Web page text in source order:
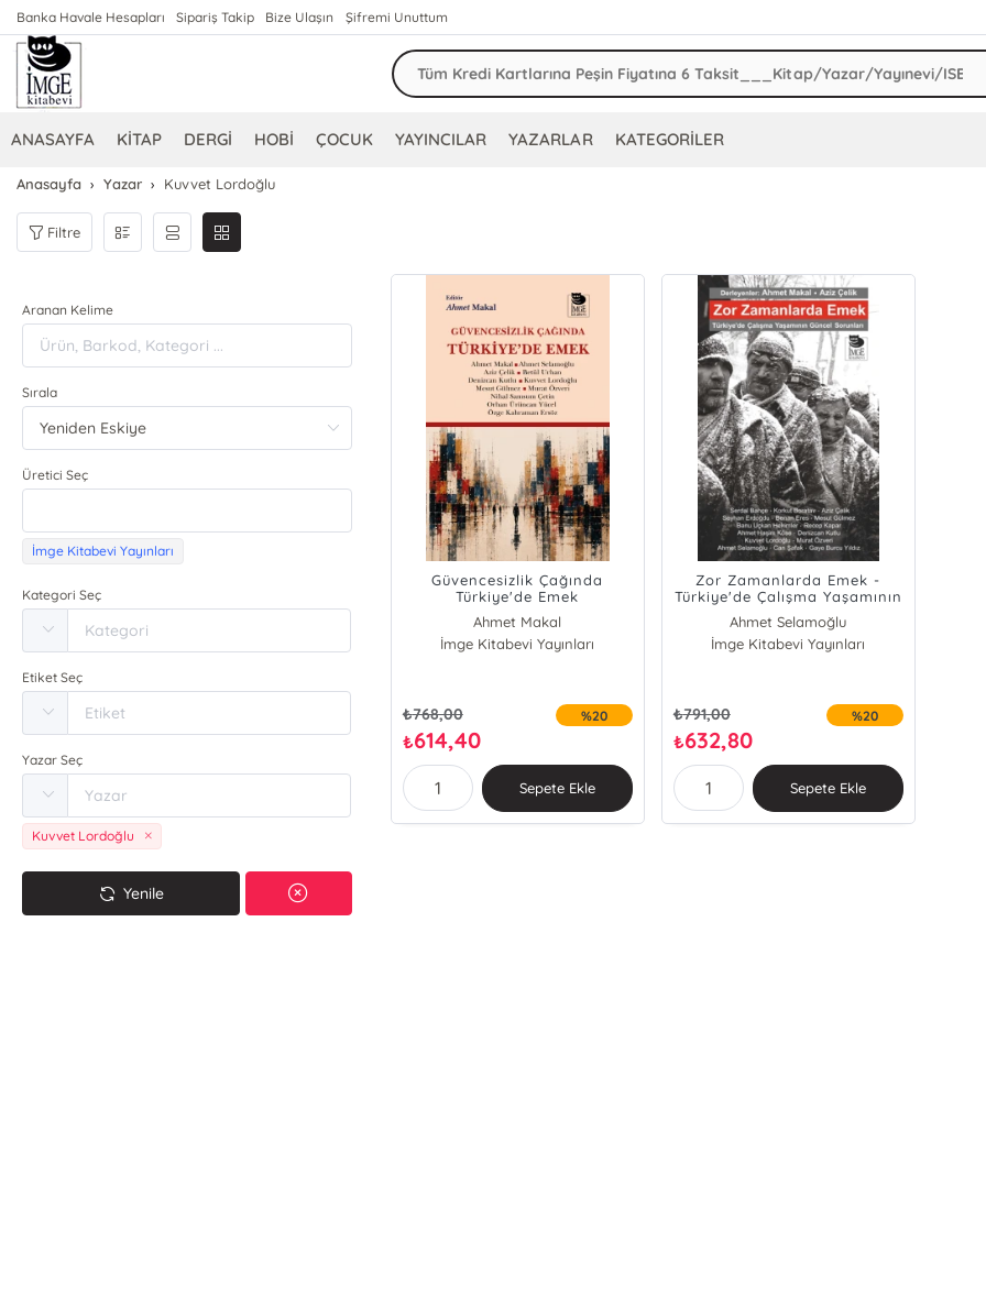
Banka Havale Hesapları Sipariş Takip Bize Ulaşın Şifremi Unuttum
ANASAYFA KİTAP DERGİ HOBİ ÇOCUK YAYINCILAR YAZARLAR KATEGORİLER
Anasayfa Yazar Kuvvet Lordoğlu
Filtre
Aranan Kelime
Sırala
Üretici Seç
İmge Kitabevi Yayınları
Kategori Seç
Etiket Seç
Yazar Seç
Kuvvet Lordoğlu
Yenile
Güvencesizlik Çağında
Türkiye'de Emek
Ahmet Makal
Ahmet Selamoğlu
Denizcan Kutlu
Kuvvet Lordoğlu
Mesut Gülmez
Murat Özveri
Nihal Samsum Çetin
Orhan Ürüncan Yücel
İmge Kitabevi Yayınları
₺768,00
₺614,40
%20
Sepete Ekle
Zor Zamanlarda Emek -
Türkiye'de Çalışma Yaşamının
Güncel Sorunları
Ahmet Selamoğlu
Aziz Çelik
Mesut Gülmez
Murat Özveri
Seyhan Erdoğdu
Can Şafak
Gaye Burcu Yıldız
Denizcan Kutlu
İmge Kitabevi Yayınları
₺791,00
₺632,80
%20
Sepete Ekle